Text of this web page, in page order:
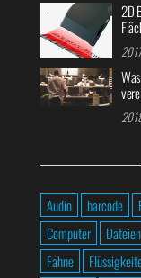
2D
Audio barcode
Computer
Dateien
Fahne